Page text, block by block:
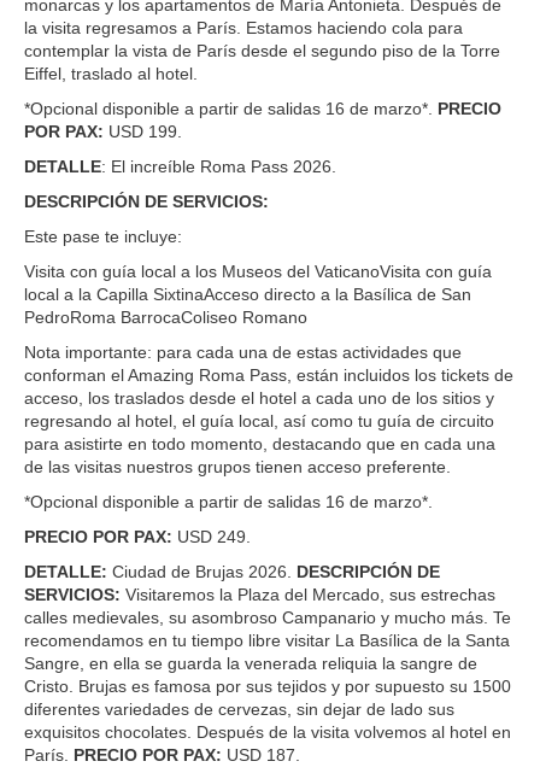
monarcas y los apartamentos de María Antonieta. Después de
la visita regresamos a París. Estamos haciendo cola para
contemplar la vista de París desde el segundo piso de la Torre
Eiffel, traslado al hotel.
*Opcional disponible a partir de salidas 16 de marzo*. PRECIO
POR PAX: USD 199.
DETALLE: El increíble Roma Pass 2026.
DESCRIPCIÓN DE SERVICIOS:
Este pase te incluye:
Visita con guía local a los Museos del VaticanoVisita con guía
local a la Capilla SixtinaAcceso directo a la Basílica de San
PedroRoma BarrocaColiseo Romano
Nota importante: para cada una de estas actividades que
conforman el Amazing Roma Pass, están incluidos los tickets de
acceso, los traslados desde el hotel a cada uno de los sitios y
regresando al hotel, el guía local, así como tu guía de circuito
para asistirte en todo momento, destacando que en cada una
de las visitas nuestros grupos tienen acceso preferente.
*Opcional disponible a partir de salidas 16 de marzo*.
PRECIO POR PAX: USD 249.
DETALLE: Ciudad de Brujas 2026. DESCRIPCIÓN DE
SERVICIOS: Visitaremos la Plaza del Mercado, sus estrechas
calles medievales, su asombroso Campanario y mucho más. Te
recomendamos en tu tiempo libre visitar La Basílica de la Santa
Sangre, en ella se guarda la venerada reliquia la sangre de
Cristo. Brujas es famosa por sus tejidos y por supuesto su 1500
diferentes variedades de cervezas, sin dejar de lado sus
exquisitos chocolates. Después de la visita volvemos al hotel en
París. PRECIO POR PAX: USD 187.